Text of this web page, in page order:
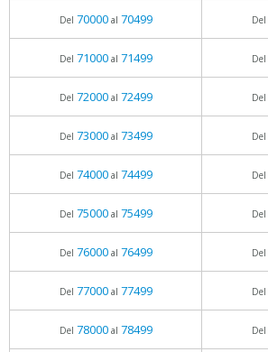
Del 70000al 70499 Del
Del 71000al 71499 Del
Del 72000al 72499 Del
Del 73000al 73499 Del
Del 74000al 74499 Del
Del 75000al 75499 Del
Del 76000al 76499 Del
Del 77000al 77499 Del
Del 78000al 78499 Del